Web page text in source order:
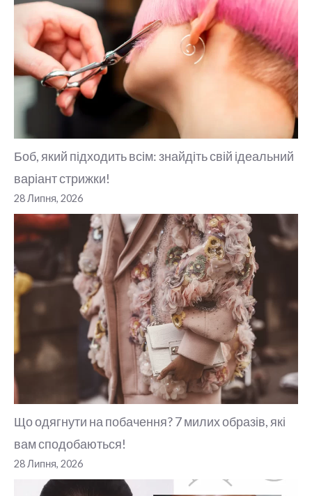
Боб, який підходить всім: знайдіть свій ідеальний
варіант стрижки!
28 Липня, 2026
Що одягнути на побачення? 7 милих образів, які
вам сподобаються!
28 Липня, 2026